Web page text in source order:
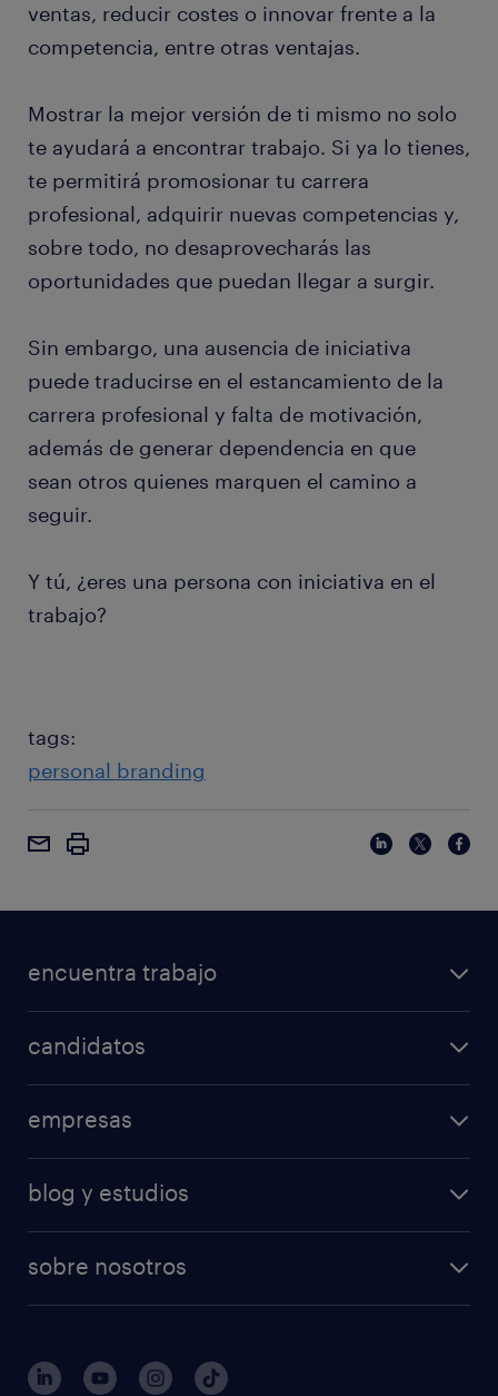
ventas, reducir costes o innovar frente a la
competencia, entre otras ventajas.
Mostrar la mejor versión de ti mismo no solo
te ayudará a encontrar trabajo. Si ya lo tienes,
te permitirá promosionar tu carrera
profesional, adquirir nuevas competencias y,
sobre todo, no desaprovecharás las
oportunidades que puedan llegar a surgir.
Sin embargo, una ausencia de iniciativa
puede traducirse en el estancamiento de la
carrera profesional y falta de motivación,
además de generar dependencia en que
sean otros quienes marquen el camino a
seguir.
Y tú, ¿eres una persona con iniciativa en el
trabajo?
tags:
personal branding
encuentra trabajo
candidatos
empresas
blog y estudios
sobre nosotros